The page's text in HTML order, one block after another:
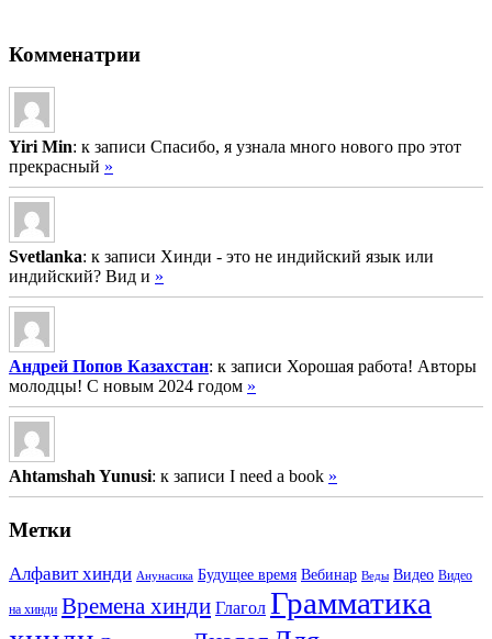
Комменатрии
Yiri Min: к записи Спасибо, я узнала много нового про этот
прекрасный »
Svetlanka: к записи Хинди - это не индийский язык или
индийский? Вид и »
Андрей Попов Казахстан: к записи Хорошая работа! Авторы
молодцы! С новым 2024 годом »
Ahtamshah Yunusi: к записи I need a book »
Метки
Алфавит хинди Анунасика Будущее время Вебинар Веды Видео Видео
на хинди Времена хинди Глагол Грамматика